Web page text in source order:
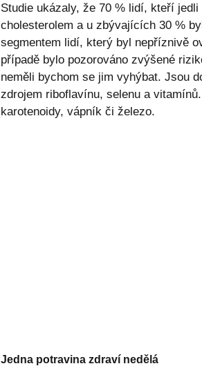
Studie ukázaly, že 70 % lidí, kteří
cholesterolem a u zbývajících 30 %
segmentem lidí, který byl nepříznivě
případě bylo pozorováno zvýšené
neměli bychom se jim vyhýbat. Jsou
zdrojem riboflavínu, selenu a
karotenoidy, vápník či železo.
Jedna potravina zdraví nedělá